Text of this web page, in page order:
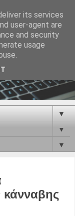
▼
▼
▼
κάνναβης
its services
user-agent are
and security
usage